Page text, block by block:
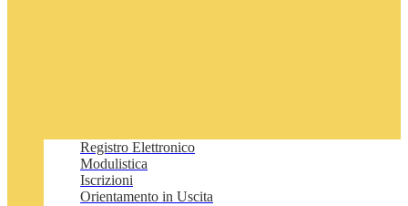
Registro Elettronico
Modulistica
Iscrizioni
Orientamento in Uscita